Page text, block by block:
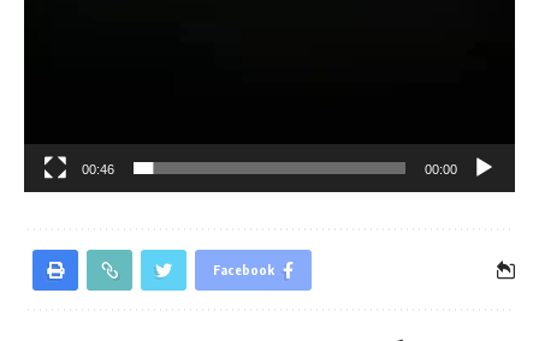
00:00
00:46
Facebook